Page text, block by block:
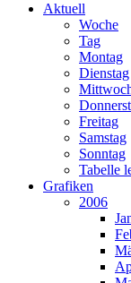
Aktuell
Woche
Tag
Montag
Dienstag
Freitag
Samstag
Sonntag
Tabelle
Grafiken
2006